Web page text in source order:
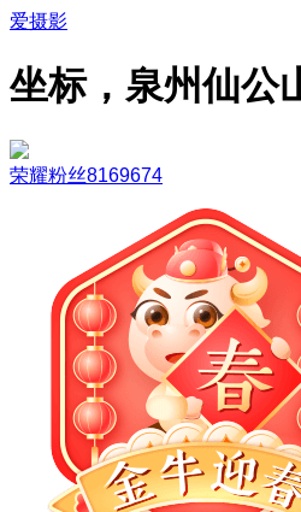
爱摄影
坐标，泉州仙公
荣耀粉丝8169674